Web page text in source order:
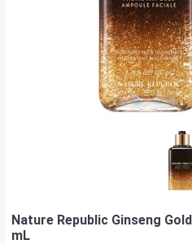
Nature Republic Ginseng
mL